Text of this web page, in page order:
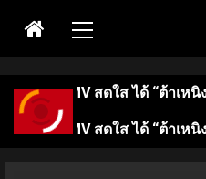
Menu
เหนิง” และ “ณิชา” ร่วมเติมสีสัน
เหนิง” และ “ณิชา” ร่วมเติมสีสัน